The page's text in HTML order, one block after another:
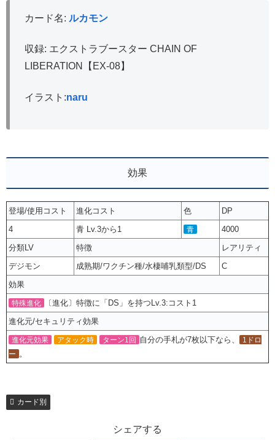
カード名: ルカモン
収録: エクストラブースター CHAIN OF
LIBERATION【EX-08】
イラスト:naru
効果
登場/使用コスト 進化コスト 色
DP
4
青 Lv.3から1 青
4000
分類LV
特徴
レアリティ
デジモン
成熟期/ワクチン種/水棲哺乳類型/DS
C
効果
特殊進化
〔進化〕特徴に「DS」を持つLv.3:コスト1
進化元/セキュリティ効果
進化元効果 アタック時 ターン1回 自分の手札が7枚以下なら、
1ドロ
ー 。
カード別
シェアする